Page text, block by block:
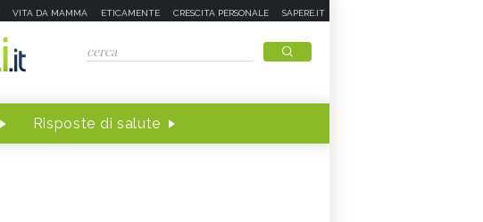
VITA DA MAMMA ETICAMENTE CRESCITA PERSONALE SAPERE.IT
Risposte di salute